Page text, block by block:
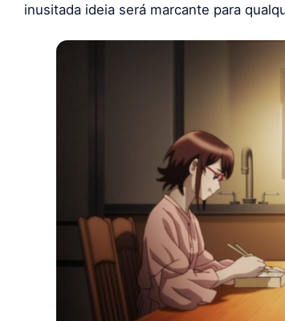
inusitada ideia será marcante para